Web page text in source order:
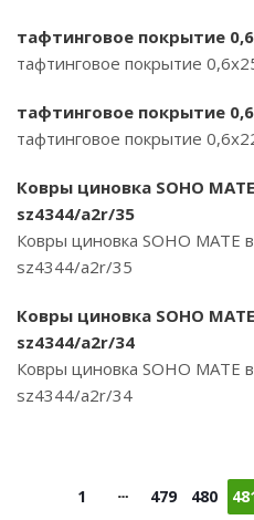
тафтинговое покрытие
тафтинговое покрытие
тафтинговое покрытие
тафтинговое покрытие
Ковры циновка SOHO
sz4344/a2r/35
Ковры циновка SOHO MATE
sz4344/a2r/35
Ковры циновка SOHO
sz4344/a2r/34
Ковры циновка SOHO MATE
sz4344/a2r/34
1 479 480